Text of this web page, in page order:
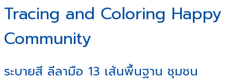
Tracing and Coloring Happy
Community
ระบายสี ลีลามือ 13 เส้นพื้นฐาน ชุมชน